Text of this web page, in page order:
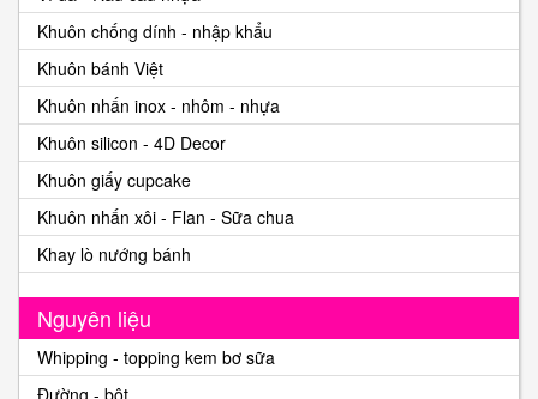
Khuôn chống dính - nhập khẩu
Khuôn bánh Việt
Khuôn nhấn inox - nhôm - nhựa
Khuôn silicon - 4D Decor
Khuôn giấy cupcake
Khuôn nhấn xôi - Flan - Sữa chua
Khay lò nướng bánh
Nguyên liệu
Whipping - topping kem bơ sữa